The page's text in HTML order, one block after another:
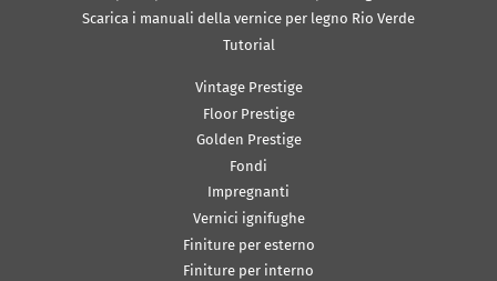
Scarica i manuali della vernice per legno Rio Verde
Tutorial
Vintage Prestige
Floor Prestige
Golden Prestige
Fondi
Impregnanti
Vernici ignifughe
Finiture per esterno
Finiture per interno